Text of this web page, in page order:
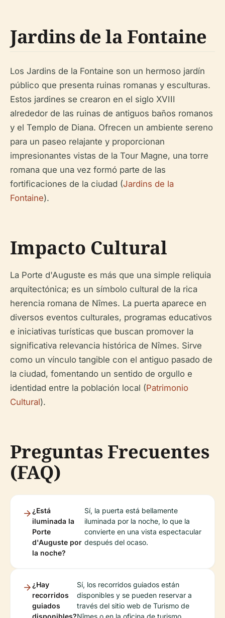
Jardins de la Fontaine
Los Jardins de la Fontaine son un hermoso jardín
público que presenta ruinas romanas y esculturas.
Estos jardines se crearon en el siglo XVIII
alrededor de las ruinas de antiguos baños romanos
y el Templo de Diana. Ofrecen un ambiente sereno
para un paseo relajante y proporcionan
impresionantes vistas de la Tour Magne, una torre
romana que una vez formó parte de las
fortificaciones de la ciudad (Jardins de la
Fontaine).
Impacto Cultural
La Porte d'Auguste es más que una simple reliquia
arquitectónica; es un símbolo cultural de la rica
herencia romana de Nîmes. La puerta aparece en
diversos eventos culturales, programas educativos
e iniciativas turísticas que buscan promover la
significativa relevancia histórica de Nîmes. Sirve
como un vínculo tangible con el antiguo pasado de
la ciudad, fomentando un sentido de orgullo e
identidad entre la población local (Patrimonio
Cultural).
Preguntas Frecuentes
(FAQ)
¿Está
iluminada la
Porte
d'Auguste por
la noche?
Sí, la puerta está bellamente
iluminada por la noche, lo que la
convierte en una vista espectacular
después del ocaso.
¿Hay
recorridos
guiados
disponibles?
Sí, los recorridos guiados están
disponibles y se pueden reservar a
través del sitio web de Turismo de
Nîmes o en la oficina de turismo.